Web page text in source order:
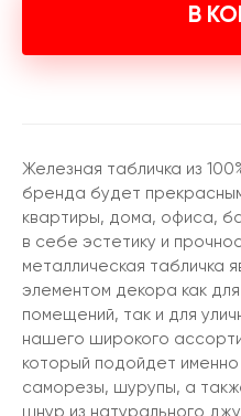
В
Железная табличка из
бренда будет
квартиры, дома, офиса,
в себе эстетику и
металлическая табличка
элементом декора как для
помещений, так и для
нашего широкого
который подойдет
саморезы, шурупы, а
шнур из натурального